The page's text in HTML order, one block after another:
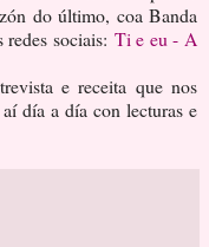
do último, coa Banda
sociais: Ti e eu - A
e receita que nos
día a día con lecturas e